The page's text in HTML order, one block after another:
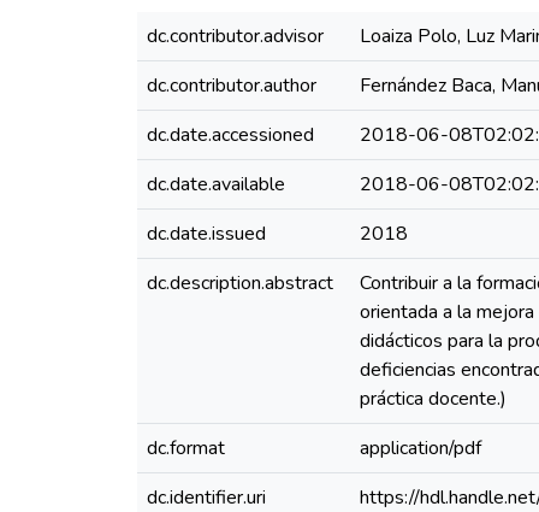
dc.contributor.advisor
Loaiza Polo, Luz
dc.contributor.author
Fernández Baca,
dc.date.accessioned
2018-06-
dc.date.available
2018-06-
dc.date.issued
2018
dc.description.abstract
Contribuir a la
orientada a la
didácticos para la
deficiencias
práctica docente.)
dc.format
application/pdf
dc.identifier.uri
https://